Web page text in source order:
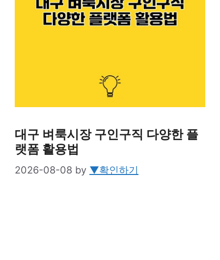
대구 벼룩시장 구인구직 다양한 플
랫폼 활용법
2026-08-08 by ▼확인하기